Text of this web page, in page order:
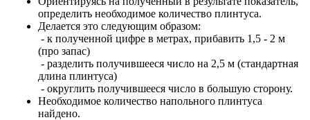
определить необходимое количество плинтуса.
Делается это следующим образом:
- к полученной цифре в метрах, прибавить 1,5 - 2 м
(про запас)
- разделить получившееся число на 2,5 м (стандартная
длина плинтуса)
- округлить получившееся число в большую сторону.
Необходимое количество напольного плинтуса
найдено.